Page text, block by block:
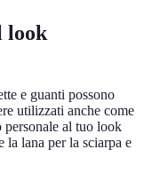
look
e guanti possono
utilizzati anche come
personale al tuo look
la lana per la sciarpa e